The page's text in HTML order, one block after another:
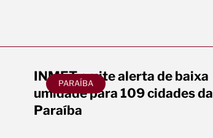
PARAÍBA
INMET emite alerta de baixa
umidade para 109 cidades da
Paraíba